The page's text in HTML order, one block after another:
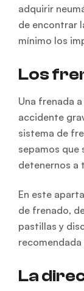
adquirir
de encontrar
mínimo los
Los
Una frenada
accidente
sistema de
sepamos que
detenernos a
En este
de frenado,
pastillas y
La